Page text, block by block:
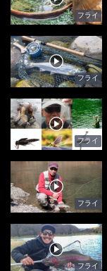
フライ
フライ
フライ
フライ
フライ